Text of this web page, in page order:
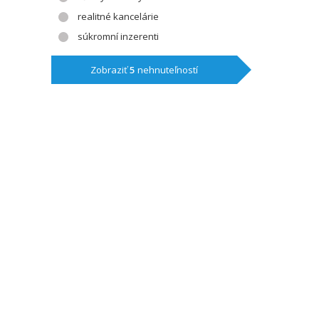
realitné kancelárie
súkromní inzerenti
Zobraziť5 nehnuteľností